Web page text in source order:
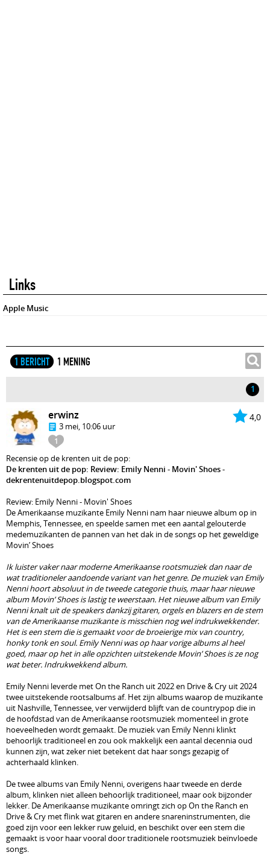
Links
Apple Music
1 BERICHT 1 MENING
1
4,0
1
erwinz
3 mei, 10:06 uur
Recensie op de krenten uit de pop:
De krenten uit de pop: Review: Emily Nenni - Movin' Shoes -
dekrentenuitdepop.blogspot.com
Review: Emily Nenni - Movin' Shoes
De Amerikaanse muzikante Emily Nenni nam haar nieuwe album op in
Memphis, Tennessee, en speelde samen met een aantal gelouterde
medemuzikanten de pannen van het dak in de songs op het geweldige
Movin’ Shoes
Ik luister vaker naar moderne Amerikaanse rootsmuziek dan naar de
wat traditioneler aandoende variant van het genre. De muziek van Emily
Nenni hoort absoluut in de tweede categorie thuis, maar haar nieuwe
album Movin’ Shoes is lastig te weerstaan. Het nieuwe album van Emily
Nenni knalt uit de speakers dankzij gitaren, orgels en blazers en de stem
van de Amerikaanse muzikante is misschien nog wel indrukwekkender.
Het is een stem die is gemaakt voor de broeierige mix van country,
honky tonk en soul. Emily Nenni was op haar vorige albums al heel
goed, maar op het in alle opzichten uitstekende Movin’ Shoes is ze nog
wat beter. Indrukwekkend album.
Emily Nenni leverde met On the Ranch uit 2022 en Drive & Cry uit 2024
twee uitstekende rootsalbums af. Het zijn albums waarop de muzikante
uit Nashville, Tennessee, ver verwijderd blijft van de countrypop die in
de hoofdstad van de Amerikaanse rootsmuziek momenteel in grote
hoeveelheden wordt gemaakt. De muziek van Emily Nenni klinkt
behoorlijk traditioneel en zou ook makkelijk een aantal decennia oud
kunnen zijn, wat zeker niet betekent dat haar songs gezapig of
achterhaald klinken.
De twee albums van Emily Nenni, overigens haar tweede en derde
album, klinken niet alleen behoorlijk traditioneel, maar ook bijzonder
lekker. De Amerikaanse muzikante omringt zich op On the Ranch en
Drive & Cry met flink wat gitaren en andere snareninstrumenten, die
goed zijn voor een lekker ruw geluid, en beschikt over een stem die
gemaakt is voor haar vooral door traditionele rootsmuziek beïnvloede
songs.